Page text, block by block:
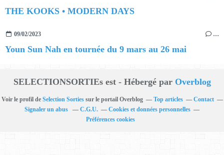
THE KOOKS • MODERN DAYS
09/02/2023 …
Youn Sun Nah en tournée du 9 mars au 26 mai
SELECTIONSORTIEs est - Hébergé par Overblog
Voir le profil de Selection Sortiessur le portail Overblog Top articles
Contact
Signaler un abus
C.G.U.
Cookies et données personnelles
Préférences cookies